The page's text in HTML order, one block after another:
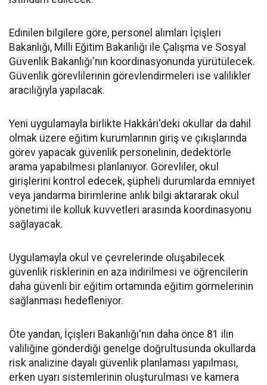
Edinilen bilgilere göre, personel alımları İçişleri
Bakanlığı, Milli Eğitim Bakanlığı ile Çalışma ve Sosyal
Güvenlik Bakanlığı'nın koordinasyonunda yürütülecek.
Güvenlik görevlilerinin görevlendirmeleri ise valilikler
aracılığıyla yapılacak.
Yeni uygulamayla birlikte Hakkâri'deki okullar da dahil
olmak üzere eğitim kurumlarının giriş ve çıkışlarında
görev yapacak güvenlik personelinin, dedektörle
arama yapabilmesi planlanıyor. Görevliler, okul
girişlerini kontrol edecek, şüpheli durumlarda emniyet
veya jandarma birimlerine anlık bilgi aktararak okul
yönetimi ile kolluk kuvvetleri arasında koordinasyonu
sağlayacak.
Uygulamayla okul ve çevrelerinde oluşabilecek
güvenlik risklerinin en aza indirilmesi ve öğrencilerin
daha güvenli bir eğitim ortamında eğitim görmelerinin
sağlanması hedefleniyor.
Öte yandan, İçişleri Bakanlığı'nın daha önce 81 ilin
valiliğine gönderdiği genelge doğrultusunda okullarda
risk analizine dayalı güvenlik planlaması yapılması,
erken uyarı sistemlerinin oluşturulması ve kamera